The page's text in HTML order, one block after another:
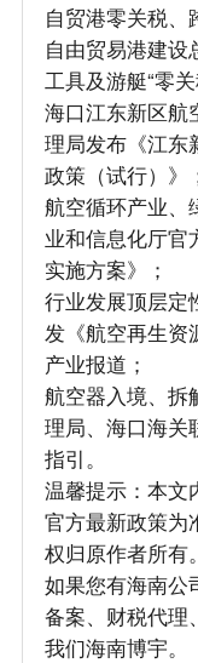
自贸港零关税
自由贸易港建设
工具及游艇“零
海口江东新区航
理局发布《江东
政策（试行）》
航空循环产业、
业和信息化厅官
实施方案》；
行业发展顶层定
发《航空再生资
产业报道；
航空器入境、拆
理局、海口海关
指引。
温馨提示：本文
官方最新政策为
权归原作者所有。
如果您有海南公
备案、财税代理
我们海南博宇。